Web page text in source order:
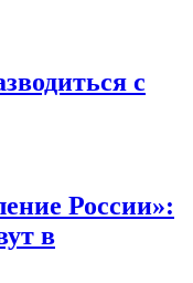
с
России»:
в